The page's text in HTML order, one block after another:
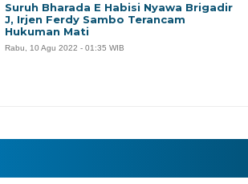
Suruh Bharada E Habisi Nyawa Brigadir
J, Irjen Ferdy Sambo Terancam
Hukuman Mati
Rabu, 10 Agu 2022 - 01:35 WIB